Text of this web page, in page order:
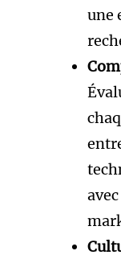
une